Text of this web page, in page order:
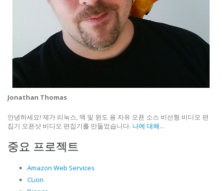
Jonathan Thomas
안녕하세요! 제가 리눅스, 맥 및 윈도 용 자유 오픈 소스 비선형 비디오 편
집기 오픈샷 비디오 편집기를 만들었습니다. 나에 대해...
중요 프로젝트
Amazon Web Services
CLion